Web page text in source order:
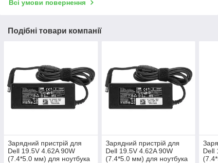
Всі умови повернення
Подібні товари компанії
Зарядний пристрій для
Dell 19.5V 4.62A 90W
(7.4*5.0 мм) для ноутбука
Зарядний пристрій для
Dell 19.5V 4.62A 90W
(7.4*5.0 мм) для ноутбука
Dell